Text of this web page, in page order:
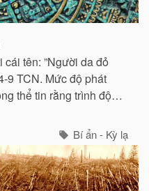
tên: ”Người da đỏ
9 TCN. Mức độ phát
thể tin rằng trình độ
Bí ẩn - Kỳ lạ